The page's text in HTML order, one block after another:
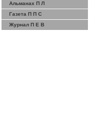
Альманах П Л
Газета П П С
Журнал П Е В